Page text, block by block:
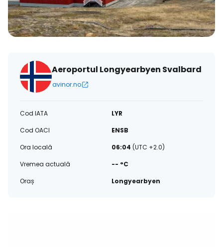
Aeroportul Longyearbyen Svalbard
avinor.no
Cod IATA
LYR
Cod OACI
ENSB
Ora locală
06:04 (UTC +2.0)
Vremea actuală
-- °C
Oraș
Longyearbyen